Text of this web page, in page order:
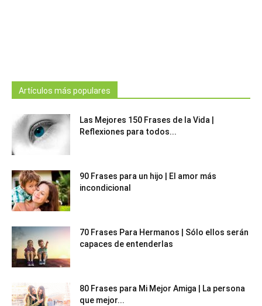
Artículos más populares
Las Mejores 150 Frases de la Vida |
Reflexiones para todos...
90 Frases para un hijo | El amor más
incondicional
70 Frases Para Hermanos | Sólo ellos serán
capaces de entenderlas
80 Frases para Mi Mejor Amiga | La persona
que mejor...